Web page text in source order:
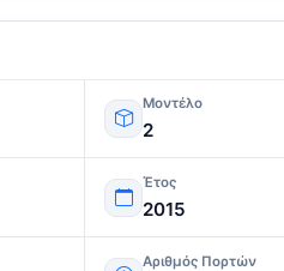
Μοντέλο
2
Έτος
2015
Αριθμός Πορτών